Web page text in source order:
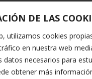
DE LAS
utilizamos cookies
en nuestra web
datos necesarios para
obtener más